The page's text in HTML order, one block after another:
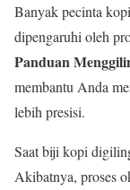
Banyak pecinta
dipengaruhi oleh
Panduan
membantu Anda
lebih presisi.
Saat biji kopi
Akibatnya, proses